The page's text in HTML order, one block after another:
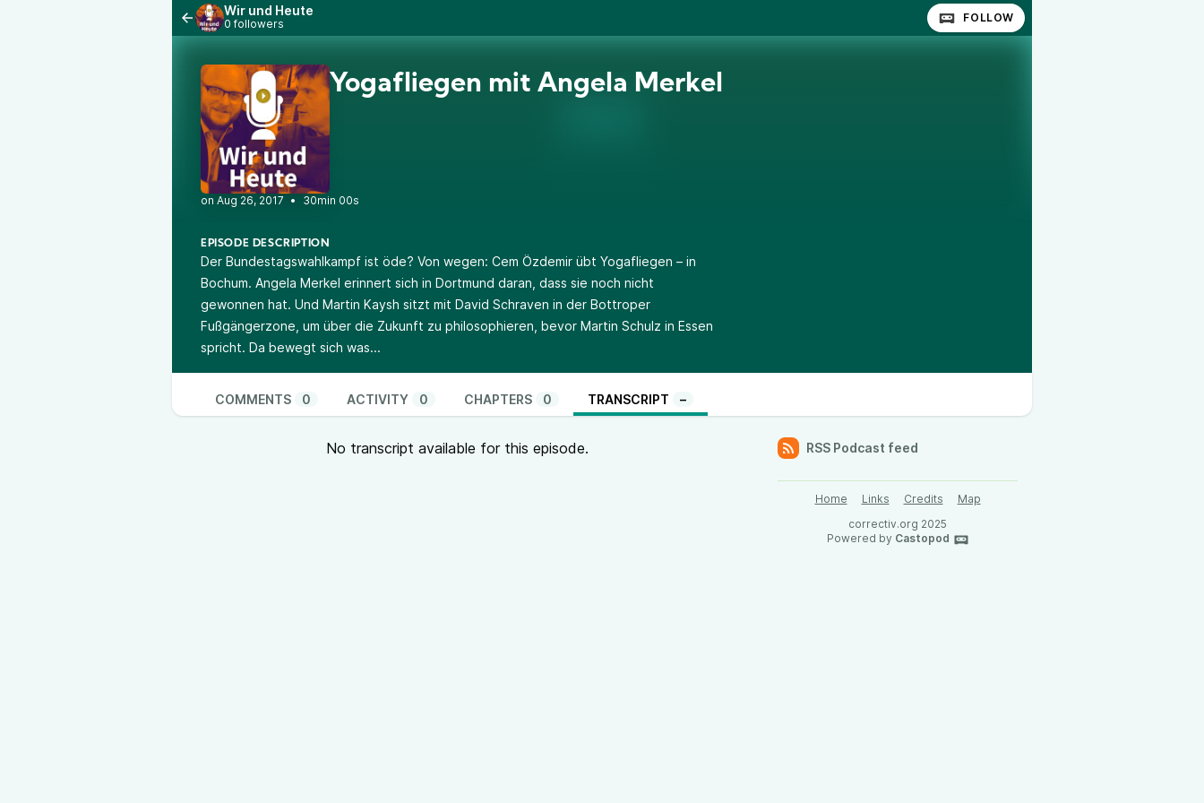
Wir und Heute
0 followers FOLLOW
Yogafliegen mit Angela Merkel
• 30min 00s
EPISODE DESCRIPTION
Der Bundestagswahlkampf ist öde? Von wegen: Cem Özdemir übt Yogafliegen – in
Bochum. Angela Merkel erinnert sich in Dortmund daran, dass sie noch nicht
gewonnen hat. Und Martin Kaysh sitzt mit David Schraven in der Bottroper
Fußgängerzone, um über die Zukunft zu philosophieren, bevor Martin Schulz in Essen
spricht. Da bewegt sich was...
COMMENTS 0 ACTIVITY 0 CHAPTERS 0 TRANSCRIPT –
No transcript available for this episode. RSS Podcast feed
Home Links Credits
Map
correctiv.org 2025
Powered by Castopod